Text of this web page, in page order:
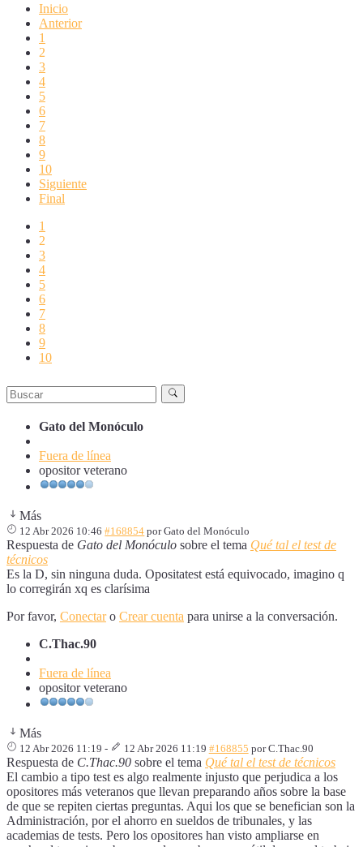
Inicio
Anterior
1
2
3
4
5
6
7
8
9
10
Siguiente
Final
1
2
3
4
5
6
7
8
9
10
Gato del Monóculo
Fuera de línea
opositor veterano
Más
12 Abr 2026 10:46 #168854 porGato del Monóculo
Respuesta de Gato del Monóculo sobre el tema Qué tal el test de
técnicos
Es la D, sin ninguna duda. Opositatest está equivocado, imagino q
lo corregirán xq es clarísima
Por favor, Conectaro Crear cuenta para unirse a la conversación.
C.Thac.90
Fuera de línea
opositor veterano
Más
12 Abr 2026 11:19 - 12 Abr 2026 11:19 #168855 porC.Thac.90
Respuesta de C.Thac.90 sobre el tema Qué tal el test de técnicos
El cambio a tipo test es algo realmente injusto que perjudica a los
opositores más veteranos que llevan preparando años sobre la base
de que se repiten ciertas preguntas. Aqui los que se benefician son la
Administración, por el ahorro en sueldos de tribunales, y las
academias de tests. Pero los opositores han visto ampliarse en